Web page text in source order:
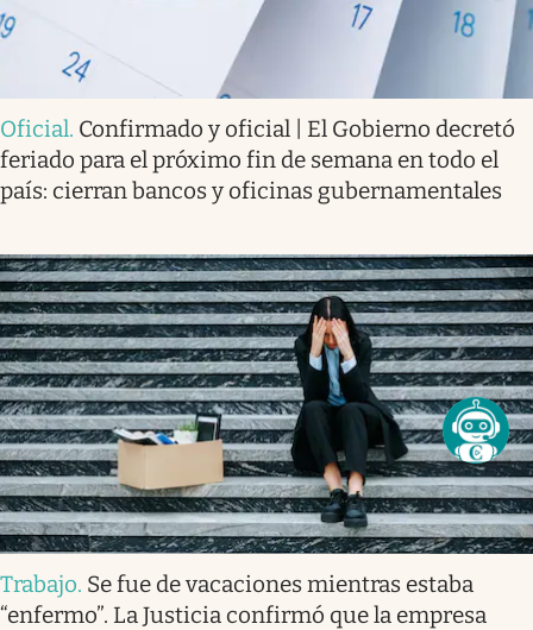
Oficial. Confirmado y oficial | El Gobierno decretó
feriado para el próximo fin de semana en todo el
país: cierran bancos y oficinas gubernamentales
Trabajo. Se fue de vacaciones mientras estaba
“enfermo”. La Justicia confirmó que la empresa